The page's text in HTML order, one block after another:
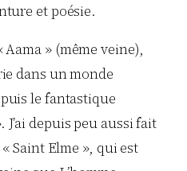
et poésie.
Aama » (même veine),
dans un monde
le fantastique
depuis peu aussi fait
Saint Elme », qui est